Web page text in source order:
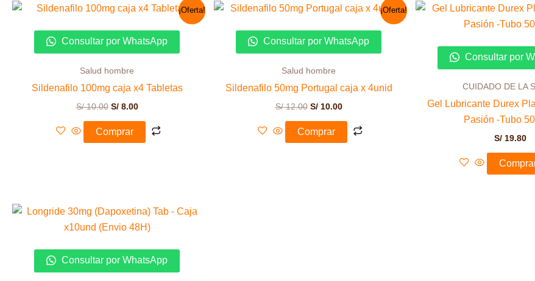
¡Oferta!
Consultar por WhatsApp
Salud hombre
Sildenafilo 100mg caja x4 Tabletas
S/10.00
El
precio
era:
S/8.00
El
es:
S/ 8.00.
Comprar
¡Oferta!
Consultar por WhatsApp
Salud hombre
Sildenafilo 50mg Portugal caja x 4unid
S/12.00
El
precio
era:
S/ 12.00.
S/10.00
El
precio
es:
S/ 10.00.
Comprar
Consultar por
CUIDADO DE LA
Gel Lubricante Durex
Pasión -Tubo
S/ 19.80
Consultar por WhatsApp